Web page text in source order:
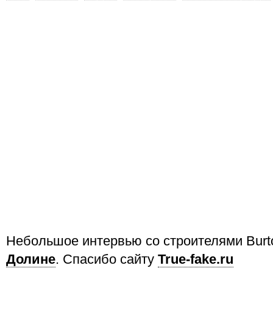
Небольшое интервью со строителями
Долине. Спасибо сайту True-fake.ru